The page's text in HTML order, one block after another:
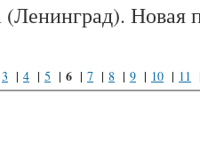
Новая
3 | 4 | 5 | 6 | 7 | 8 | 9 | 10 | 11